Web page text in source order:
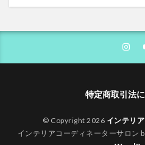
特定商取引法
© Copyright 2026 インテリ
インテリアコーディネーターサロン